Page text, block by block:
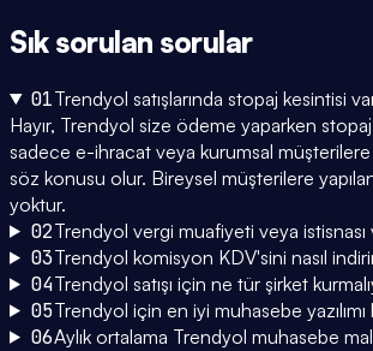
Sık sorulan sorular
01Trendyol satışlarında stopaj kesintisi
Hayır, Trendyol size ödeme yaparken
sadece e-ihracat veya kurumsal
söz konusu olur. Bireysel müşterilere
yoktur.
02Trendyol vergi muafiyeti veya istisnası
03Trendyol komisyon KDV'sini nasıl
04Trendyol satışı için ne tür şirket
05Trendyol için en iyi muhasebe yazılımı
06Aylık ortalama Trendyol muhasebe